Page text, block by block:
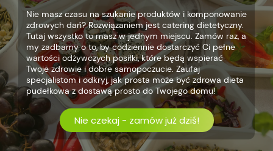
Nie masz czasu na szukanie produktów i komponowanie
zdrowych dań? Rozwiązaniem jest catering dietetyczny.
Tutaj wszystko to masz w jednym miejscu. Zamów raz, a
my zadbamy o to, by codziennie dostarczyć Ci pełne
wartości odżywczych posiłki, które będą wspierać
Twoje zdrowie i dobre samopoczucie. Zaufaj
specjalistom i odkryj, jak prosta może być zdrowa dieta
pudełkowa z dostawą prosto do Twojego domu!
Nie czekaj - zamów już dziś!